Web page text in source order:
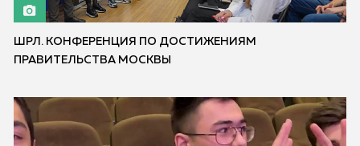
ШРЛ. КОНФЕРЕНЦИЯ ПО ДОСТИЖЕНИЯМ
ПРАВИТЕЛЬСТВА МОСКВЫ